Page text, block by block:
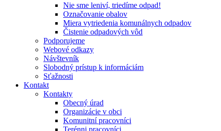
Nie sme leniví, triedíme odpad!
Označovanie obalov
Miera vytriedenia komunálnych odpadov
Čistenie odpadových vôd
Podporujeme
Webové odkazy
Návštevník
Slobodný prístup k informáciám
Sťažnosti
Kontakt
Kontakty
Obecný úrad
Organizácie v obci
Komunitní pracovníci
Terénni pracovníci